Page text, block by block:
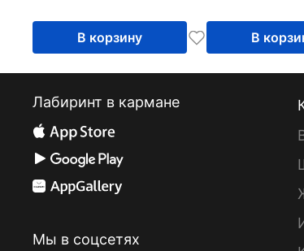
В корзину В
Лабиринт в кармане
Мы в соцсетях